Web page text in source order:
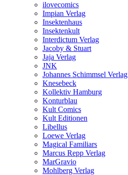
ilovecomics
Impian Verlag
Insektenhaus
Insektenkult
Interdictum Verlag
Jacoby & Stuart
Jaja Verlag
JNK
Johannes Schimmsel Verlag
Knesebeck
Kollektiv Hamburg
Konturblau
Kult Comics
Kult Editionen
Libellus
Loewe Verlag
Magical Familiars
Marcus Repp Verlag
MarGravio
Mohlberg Verlag